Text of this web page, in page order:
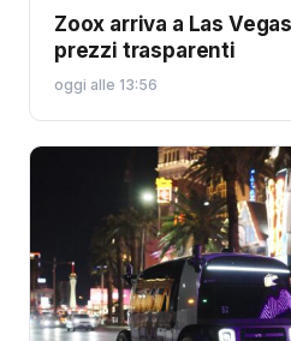
Zoox arriva a Las
prezzi trasparenti
oggi alle 13:56